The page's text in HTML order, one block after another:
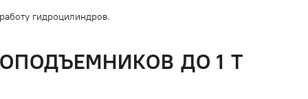
гидроцилиндров.
ДО 1 Т